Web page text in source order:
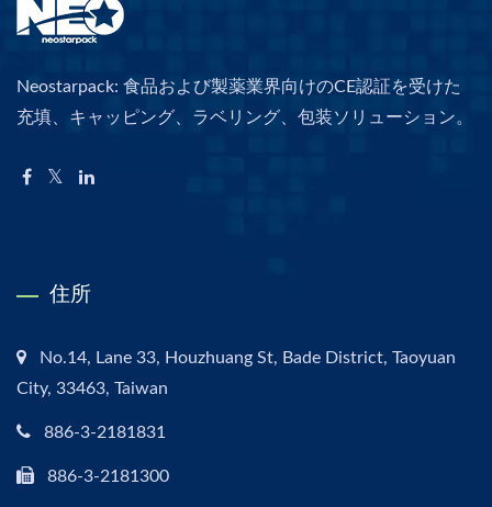
Neostarpack: 食品および製薬業界向けのCE認証を受けた
充填、キャッピング、ラベリング、包装ソリューション。
住所
No.14, Lane 33, Houzhuang St, Bade District, Taoyuan
City, 33463, Taiwan
886-3-2181831
886-3-2181300